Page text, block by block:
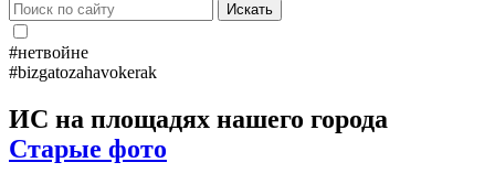
Искать
#нетвойне
#bizgatozahavokerak
ИС на площадях нашего города
Старые фото